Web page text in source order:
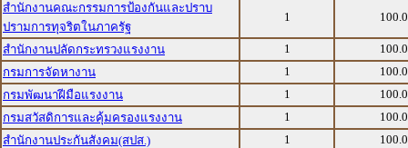
สำนักงานคณะกรรมการป้องกันและปราบ
ปรามการทุจริตในภาครัฐ
1
สำนักงานปลัดกระทรวงแรงงาน 1
กรมการจัดหางาน
1
กรมพัฒนาฝีมือแรงงาน
1
กรมสวัสดิการและคุ้มครองแรงงาน
1
สำนักงานประกันสังคม(สปส.)
1